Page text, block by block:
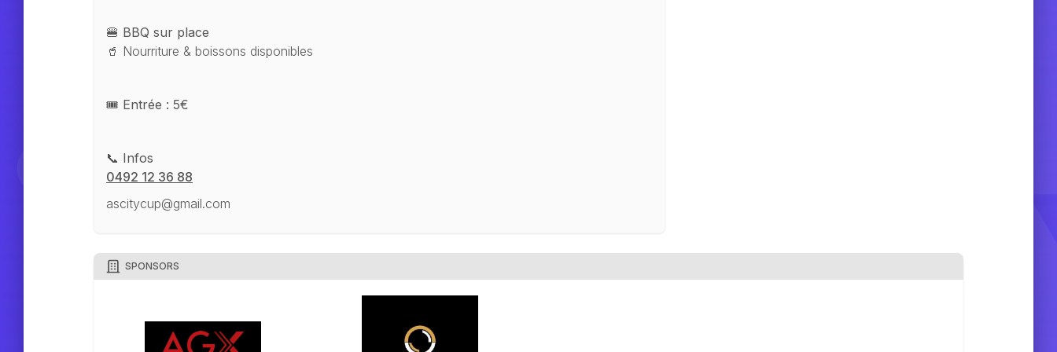
🍔 BBQ sur place
🥤 Nourriture & boissons disponibles
🎟️ Entrée : 5€
📞 Infos
0492 12 36 88
ascitycup@gmail.com
SPONSORS